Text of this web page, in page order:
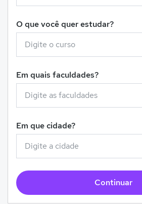
O que você quer estudar?
Em quais faculdades?
Em que cidade?
Continuar